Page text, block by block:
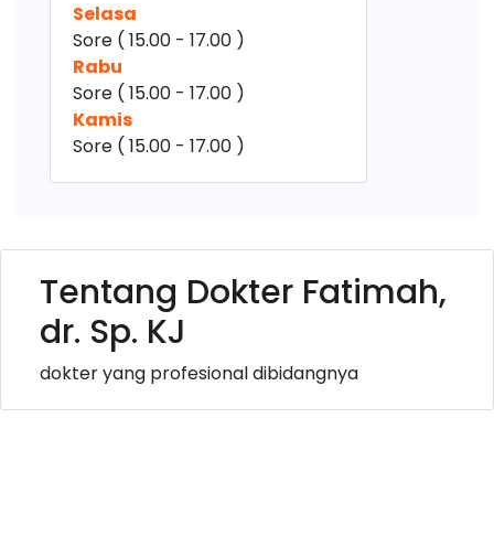
Selasa
Sore ( 15.00 - 17.00 )
Rabu
Sore ( 15.00 - 17.00 )
Kamis
Sore ( 15.00 - 17.00 )
Tentang Dokter Fatimah,
dr. Sp. KJ
dokter yang profesional dibidangnya